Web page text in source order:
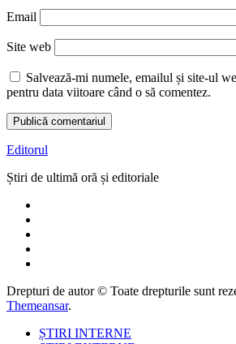
Email
Site web
Salvează-mi numele, emailul și site-ul
pentru data viitoare când o să comentez.
Editorul
Știri de ultimă oră și editoriale
Drepturi de autor © Toate drepturile sunt
Themeansar.
ȘTIRI INTERNE